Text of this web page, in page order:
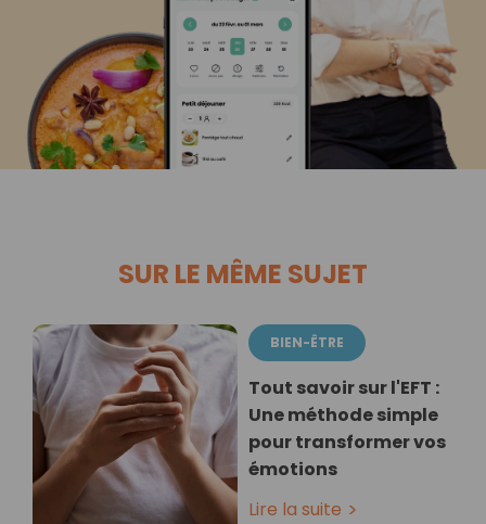
SUR LE MÊME SUJET
BIEN-ÊTRE
Tout savoir sur l'EFT :
Une méthode simple
pour transformer vos
émotions
Lire la suite